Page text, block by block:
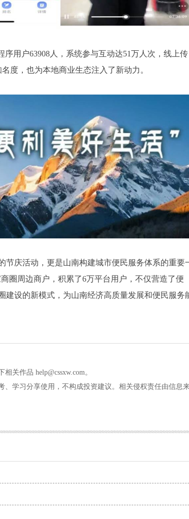
用户63908人，系统参与互动达51万人次，线上传
度，也为本地商业生态注入了新动力。
节庆活动，更是山南构建城市便民服务体系的重要
圈周边商户，积累了6万平台用户，不仅营造了便
建设的新模式，为山南经济高质量发展和便民服务
关作品 help@cssxw.com。
、学习分享使用，不构成投资建议。相关侵权责任由信息